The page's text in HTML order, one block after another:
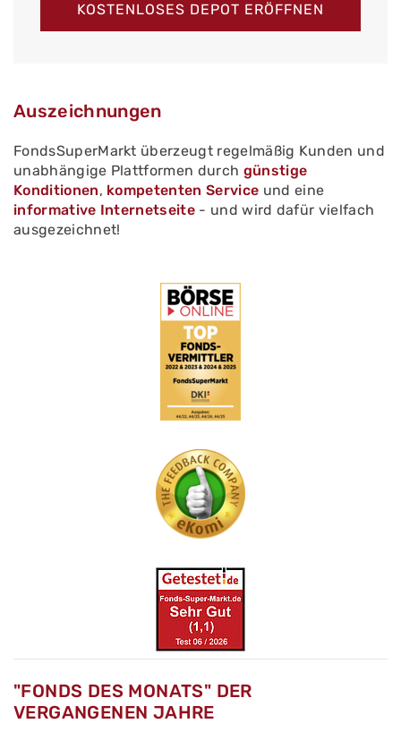
KOSTENLOSES DEPOT ERÖFFNEN
Auszeichnungen
FondsSuperMarkt überzeugt regelmäßig Kunden und
unabhängige Plattformen durch günstige
Konditionen, kompetenten Service und eine
informative Internetseite - und wird dafür vielfach
ausgezeichnet!
"FONDS DES MONATS" DER
VERGANGENEN JAHRE